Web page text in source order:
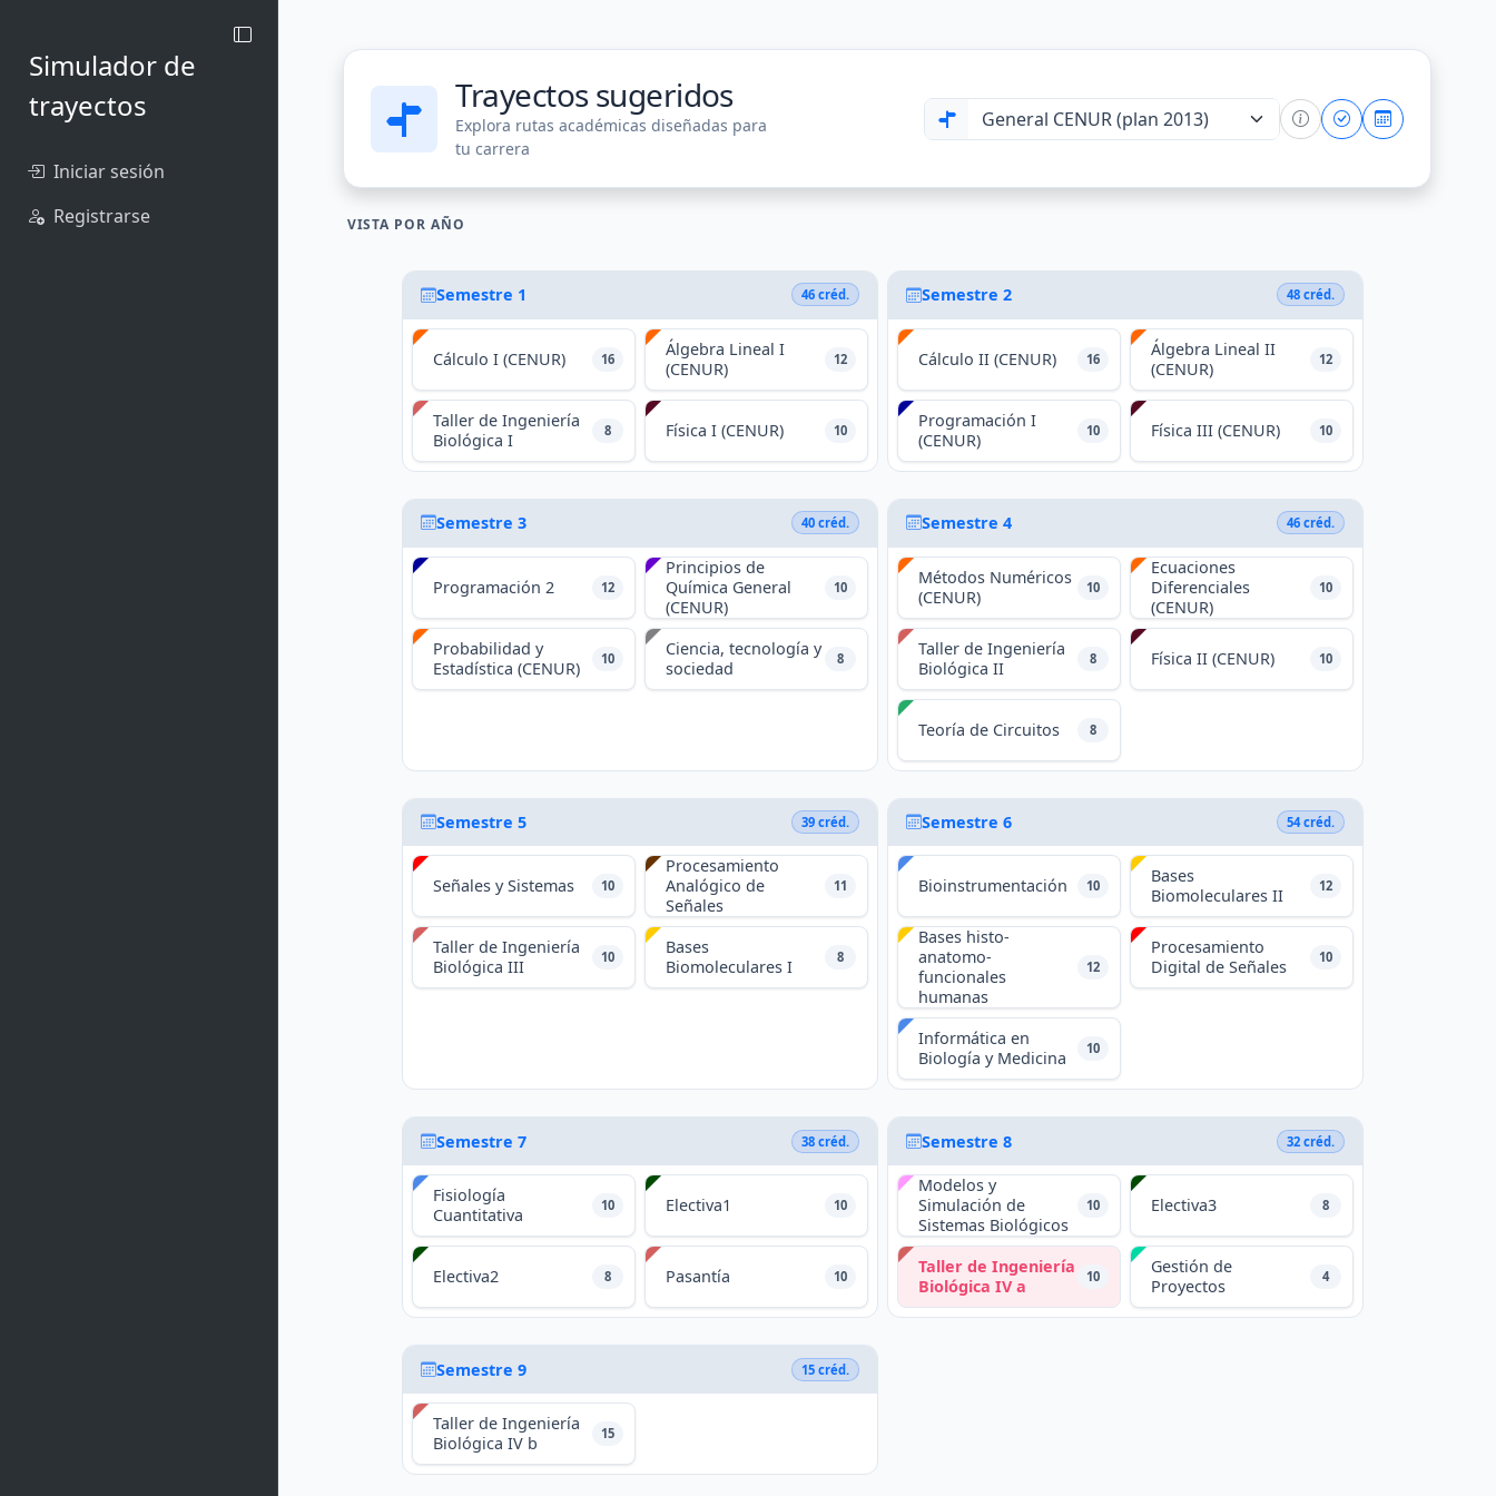
Simulador de
trayectos
Iniciar sesión
Registrarse
Trayectos sugeridos
Explora rutas académicas diseñadas para
tu carrera
VISTA POR AÑO
Semestre 1 46 créd.
Cálculo I (CENUR) 16
Álgebra Lineal I
(CENUR)
12
Taller de Ingeniería
Biológica I
8 Física I (CENUR) 10
Semestre 2 48 créd.
Cálculo II (CENUR) 16
Álgebra Lineal II
(CENUR)
12
Programación I
(CENUR)
10 Física III (CENUR) 10
Semestre 3 40 créd.
Programación 2 12
Principios de
Química General
(CENUR)
10
Probabilidad y
Estadística (CENUR)
10
Ciencia, tecnología y
sociedad
8
Semestre 4 46 créd.
Métodos Numéricos
(CENUR)
10
Ecuaciones
Diferenciales
(CENUR)
10
Taller de Ingeniería
Biológica II
8 Física II (CENUR) 10
Teoría de Circuitos 8
Semestre 5 39 créd.
Señales y Sistemas 10
Procesamiento
Analógico de
Señales
11
Taller de Ingeniería
Biológica III
10
Bases
Biomoleculares I
8
Semestre 6 54 créd.
Bioinstrumentación 10
Bases
Biomoleculares II
12
Bases histo-
anatomo-
funcionales
humanas
12
Procesamiento
Digital de Señales
10
Informática en
Biología y Medicina
10
Semestre 7 38 créd.
Fisiología
Cuantitativa
10 Electiva1 10
Electiva2 8 Pasantía 10
Semestre 8 32 créd.
Modelos y
Simulación de
Sistemas Biológicos
10 Electiva3 8
Taller de Ingeniería
Biológica IV a
10
Gestión de
Proyectos
4
Semestre 9 15 créd.
Taller de Ingeniería
Biológica IV b
15